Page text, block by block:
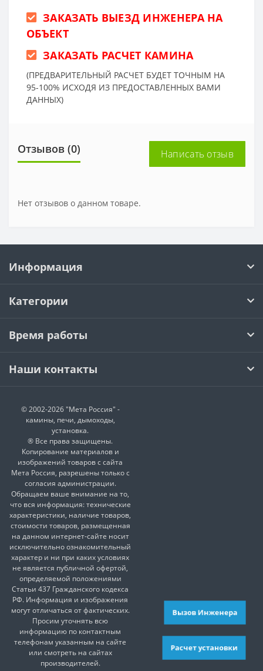
ЗАКАЗАТЬ ВЫЕЗД ИНЖЕНЕРА НА
ОБЪЕКТ
ЗАКАЗАТЬ РАСЧЕТ КАМИНА
(ПРЕДВАРИТЕЛЬНЫЙ РАСЧЕТ БУДЕТ ТОЧНЫМ НА
95-100% ИСХОДЯ ИЗ ПРЕДОСТАВЛЕННЫХ ВАМИ
ДАННЫХ)
Отзывов (0) Написать отзыв
Нет отзывов о данном товаре.
Информация
Категории
Время работы
Наши контакты
© 2002-2026 "Мета Россия" -
камины, печи, дымоходы,
установка.
® Все права защищены.
Копирование материалов и
изображений товаров с сайта
Мета Россия, разрешены только с
согласия администрации.
Обращаем ваше внимание на то,
что вся информация: технические
характеристики, наличие товаров,
стоимости товаров, размещенная
на данном интернет-сайте носит
исключительно ознакомительный
характер и ни при каких условиях
не является публичной офертой,
определяемой положениями
Статьи 437 Гражданского кодекса
РФ. Информация и изображения
могут отличаться от фактических.
Просим уточнять всю
информацию по контактным
телефонам указанным на сайте
или смотреть на сайтах
производителей.
Расчет установки
Вызов Инженера